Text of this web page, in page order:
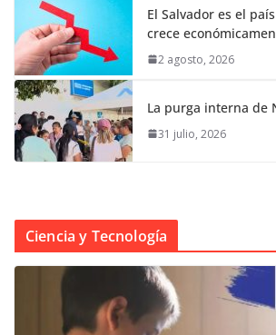
El Salvador es el
crece
2 agosto, 2026
La purga interna de
31 julio, 2026
Ciencia y Tecnología